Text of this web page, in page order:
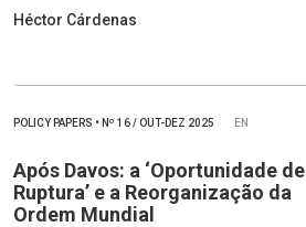
Héctor Cárdenas
POLICY PAPERS • Nº 16 / OUT-DEZ 2025 EN
Após Davos: a ‘Oportunidade de
Ruptura’ e a Reorganização da
Ordem Mundial